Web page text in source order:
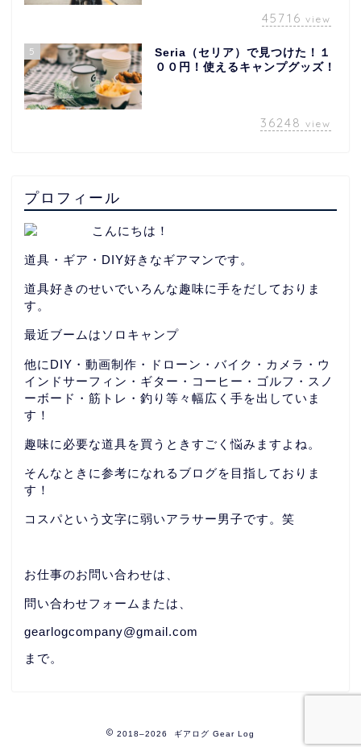
45716 view
5
Seria（セリア）で見つけた！１
００円！使えるキャンプグッズ！
36248 view
プロフィール
こんにちは！
道具・ギア・DIY好きなギアマンです。
道具好きのせいでいろんな趣味に手をだしておりま
す。
最近ブームはソロキャンプ
他にDIY・動画制作・ドローン・バイク・カメラ・ウ
インドサーフィン・ギター・コーヒー・ゴルフ・スノ
ーボード・筋トレ・釣り等々幅広く手を出していま
す！
趣味に必要な道具を買うときすごく悩みますよね。
そんなときに参考になれるブログを目指しておりま
す！
コスパという文字に弱いアラサー男子です。笑
お仕事のお問い合わせは、
問い合わせフォームまたは、
gearlogcompany@gmail.com
まで。
2018–2026 ギアログ Gear Log